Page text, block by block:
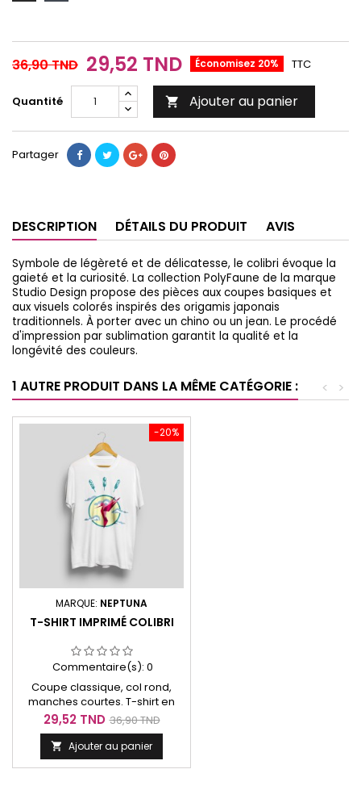
36,90 TND 29,52 TND Économisez 20% TTC
Quantité  Ajouter au panier
Partager
DESCRIPTION DÉTAILS DU PRODUIT AVIS
Symbole de légèreté et de délicatesse, le colibri évoque la
gaieté et la curiosité. La collection PolyFaune de la marque
Studio Design propose des pièces aux coupes basiques et
aux visuels colorés inspirés des origamis japonais
traditionnels. À porter avec un chino ou un jean. Le procédé
d'impression par sublimation garantit la qualité et la
longévité des couleurs.
1 AUTRE PRODUIT DANS LA MÊME CATÉGORIE : >
<
-20%
MARQUE: NEPTUNA
T-SHIRT IMPRIMÉ COLIBRI
Commentaire(s): 0
Coupe classique, col rond,
manches courtes. T-shirt en
coton pima extra-fin à fibres
longues.
Prix
29,52 TND Prix
base
36,90 TND
 Ajouter au panier